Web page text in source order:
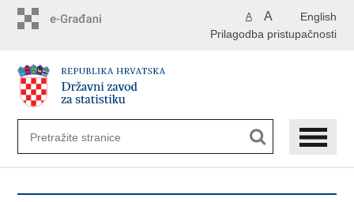
English
A A
Prilagodba pristupačnosti